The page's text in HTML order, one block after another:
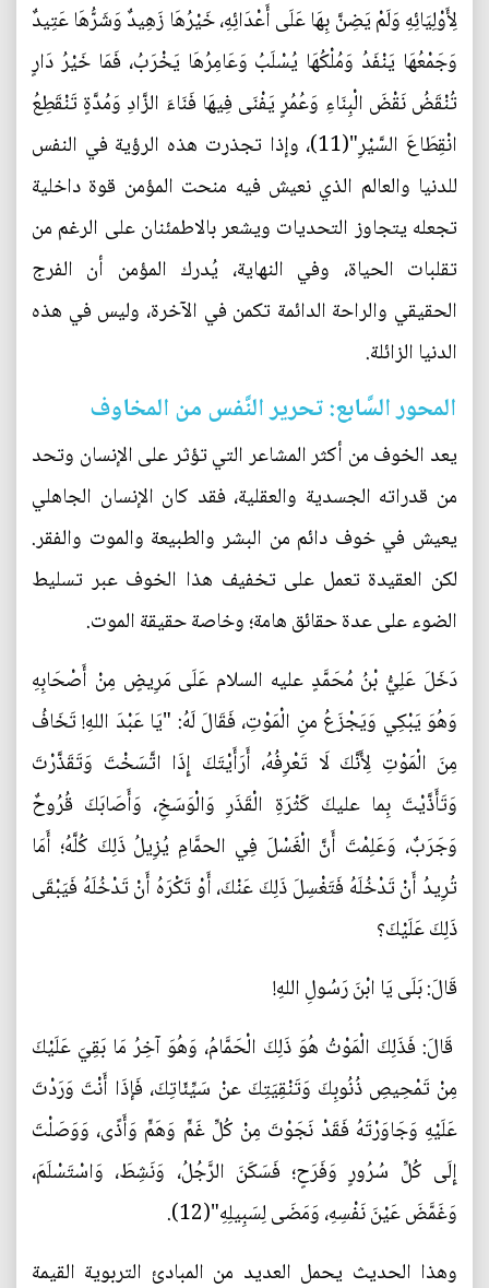
لِأَوْلِيَائِهِ وَلَمْ يَضِنَّ بِهَا عَلَى أَعْدَائِهِ، خَيْرُهَا زَهِيدٌ وَشَرُّهَا عَتِيدٌ
وَجَمْعُهَا يَنْفَدُ وَمُلْكُهَا يُسْلَبُ وَعَامِرُهَا يَخْرَبُ، فَمَا خَيْرُ دَارٍ
تُنْقَضُ نَقْضَ الْبِنَاءِ وَعُمُرٍ يَفْنَى فِيهَا فَنَاءَ الزَّادِ وَمُدَّةٍ تَنْقَطِعُ
انْقِطَاعَ السَّيْرِ"(11)، وإذا تجذرت هذه الرؤية في النفس
للدنيا والعالم الذي نعيش فيه منحت المؤمن قوة داخلية
تجعله يتجاوز التحديات ويشعر بالاطمئنان على الرغم من
تقلبات الحياة، وفي النهاية، يُدرك المؤمن أن الفرج
الحقيقي والراحة الدائمة تكمن في الآخرة، وليس في هذه
الدنيا الزائلة.
المحور السَّابع: تحرير النَّفس من المخاوف
يعد الخوف من أكثر المشاعر التي تؤثر على الإنسان وتحد
من قدراته الجسدية والعقلية، فقد كان الإنسان الجاهلي
يعيش في خوف دائم من البشر والطبيعة والموت والفقر.
لكن العقيدة تعمل على تخفيف هذا الخوف عبر تسليط
الضوء على عدة حقائق هامة؛ وخاصة حقيقة الموت.
دَخَلَ عَلِيُّ بْنُ مُحَمَّدٍ عليه السلام عَلَى مَرِيضٍ مِنْ أَصْحَابِهِ
وَهُوَ يَبْكِي وَيَجْزَعُ منِ الْمَوْتِ، فَقَالَ لَهُ: "يَا عَبْدَ اللهِ! تَخَافُ
مِنَ الْمَوْتِ لِأَنَّكَ لَا تَعْرِفُهُ، أَرَأَيْتَكَ إِذَا اتَّسَخْتَ وَتَقَذَّرْتَ
وَتَأَذَّيْتَ بِما عليكَ كَثْرَةِ الْقَذَرِ وَالْوَسَخِ، وَأَصَابَكَ قُرُوحٌ
وَجَرَبٌ، وَعَلِمْتَ أَنَّ الْغَسْلَ فِي الحمَّامِ يُزِيلُ ذَلِكَ كُلَّهُ؛ أَمَا
تُرِيدُ أَنْ تَدْخُلَهُ فَتَغْسِلَ ذَلِكَ عَنْكَ، أَوْ تَكْرَهُ أَنْ تَدْخُلَهُ فَيَبْقَى
ذَلِكَ عَلَيْكَ؟
قَالَ: بَلَى يَا ابْنَ رَسُولِ اللهِ!
قَالَ: فَذَلِكَ الْمَوْتُ هُوَ ذَلِكَ الْحَمَّامُ، وَهُوَ آخِرُ مَا بَقِيَ عَلَيْكَ
مِنْ تَمْحِيصِ ذُنُوبِكَ وَتَنْقِيَتِكَ عنْ سَيِّئَاتِكَ، فَإذَا أَنْتَ وَرَدْتَ
عَلَيْهِ وَجَاوَرْتَهُ فَقَدْ نَجَوْتَ مِنْ كُلِّ غَمٍّ وَهَمٍّ وَأَذًى، وَوَصَلْتَ
إِلَى كُلِّ سُرُورٍ وَفَرَحٍ؛ فَسَكَنَ الرَّجُلُ، وَنَشِطَ، وَاسْتَسْلَمَ،
وَغَمَّضَ عَيْنَ نَفْسِهِ، وَمَضَى لِسَبِيلِهِ"(12).
وهذا الحديث يحمل العديد من المبادئ التربوية القيمة